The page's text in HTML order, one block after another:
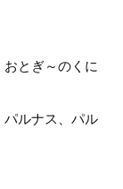
とぎ～のくに
ルナス、パル